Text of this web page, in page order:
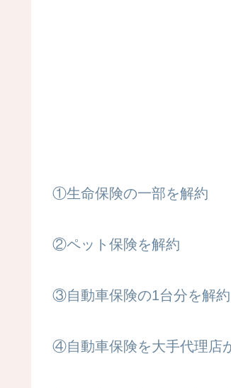
①生命保険の一部を解約
②ペット保険を解約
③自動車保険の1台分を解約
④自動車保険を大手代理店